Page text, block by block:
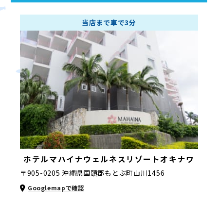
当店まで車で3分
ホテルマハイナウェルネスリゾートオキナワ
〒905-0205 沖縄県国頭郡もとぶ町山川1456
Googlemapで確認